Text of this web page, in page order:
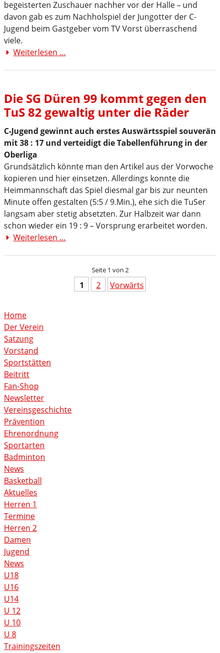
begeisterten Zuschauer nachher vor der Halle – und
davon gab es zum Nachholspiel der Jungotter der C-
Jugend beim Gastgeber vom TV Vorst überraschend
viele.
Weiterlesen …
SPIEL...
C-
Jugend
gibt
zwei
ab,
gewinnt
aber
an
Selbstvertrauen
und
begeistert
das
Publikum
Die SG Düren 99 kommt gegen den
TuS 82 gewaltig unter die Räder
C-Jugend gewinnt auch erstes Auswärtsspiel souverän
mit 38 : 17 und verteidigt die Tabellenführung in der
Oberliga
Grundsätzlich könnte man den Artikel aus der Vorwoche
kopieren und hier einsetzen. Allerdings konnte die
Heimmannschaft das Spiel diesmal gar bis zur neunten
Minute offen gestalten (5:5 / 9.Min.), ehe sich die TuSer
langsam aber stetig absetzten. Zur Halbzeit war dann
schon wieder ein 19 : 9 – Vorsprung erarbeitet worden.
Weiterlesen …
kommt
Seite 1 von 2
1 2 Vorwärts
Home
Der Verein
Satzung
Vorstand
Sportstätten
Beitritt
Fan-Shop
Newsletter
Vereinsgeschichte
Prävention
Ehrenordnung
Sportarten
Badminton
News
Basketball
Aktuelles
Herren 1
Termine
Herren 2
Damen
Jugend
News
U18
U16
U14
U 12
U 10
U 8
Trainingszeiten